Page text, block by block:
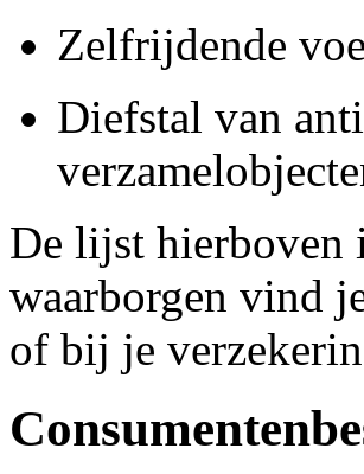
Zelfrijdende
Diefstal van
De lijst hierboven
waarborgen vind
of bij je